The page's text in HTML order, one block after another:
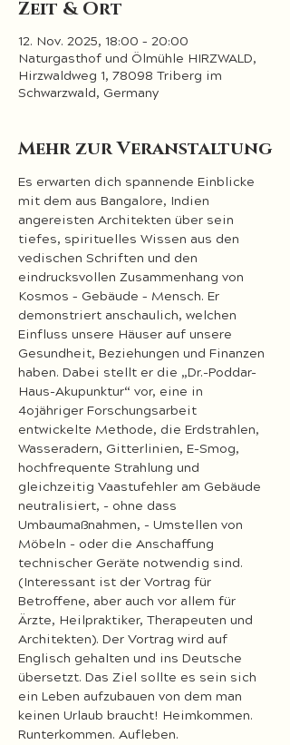
Zeit & Ort
12. Nov. 2025, 18:00 – 20:00
Naturgasthof und Ölmühle HIRZWALD,
Hirzwaldweg 1, 78098 Triberg im
Schwarzwald, Germany
Mehr zur Veranstaltung
Es erwarten dich spannende Einblicke
mit dem aus Bangalore, Indien
angereisten Architekten über sein
tiefes, spirituelles Wissen aus den
vedischen Schriften und den
eindrucksvollen Zusammenhang von
Kosmos – Gebäude – Mensch. Er
demonstriert anschaulich, welchen
Einfluss unsere Häuser auf unsere
Gesundheit, Beziehungen und Finanzen
haben. Dabei stellt er die „Dr.-Poddar-
Haus-Akupunktur“ vor, eine in
4ojähriger Forschungsarbeit
entwickelte Methode, die Erdstrahlen,
Wasseradern, Gitterlinien, E-Smog,
hochfrequente Strahlung und
gleichzeitig Vaastufehler am Gebäude
neutralisiert, - ohne dass
Umbaumaßnahmen, - Umstellen von
Möbeln - oder die Anschaffung
technischer Geräte notwendig sind.
(Interessant ist der Vortrag für
Betroffene, aber auch vor allem für
Ärzte, Heilpraktiker, Therapeuten und
Architekten). Der Vortrag wird auf
Englisch gehalten und ins Deutsche
übersetzt. Das Ziel sollte es sein sich
ein Leben aufzubauen von dem man
keinen Urlaub braucht! Heimkommen.
Runterkommen. Aufleben.